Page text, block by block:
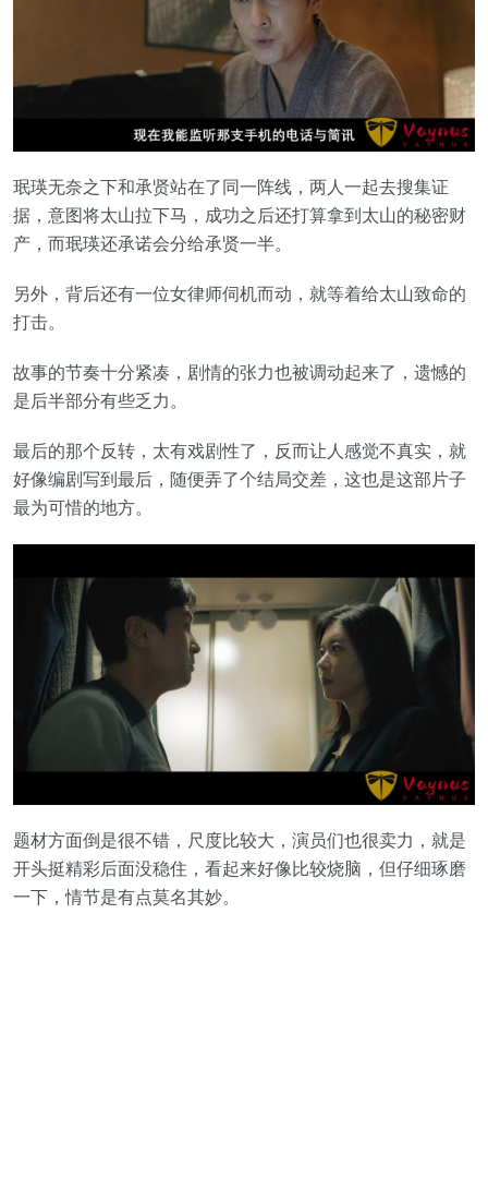
珉瑛无奈之下和承贤站在了同一阵线，两人一起去搜集证
据，意图将太山拉下马，成功之后还打算拿到太山的秘密财
产，而珉瑛还承诺会分给承贤一半。
另外，背后还有一位女律师伺机而动，就等着给太山致命的
打击。
故事的节奏十分紧凑，剧情的张力也被调动起来了，遗憾的
是后半部分有些乏力。
最后的那个反转，太有戏剧性了，反而让人感觉不真实，就
好像编剧写到最后，随便弄了个结局交差，这也是这部片子
最为可惜的地方。
题材方面倒是很不错，尺度比较大，演员们也很卖力，就是
开头挺精彩后面没稳住，看起来好像比较烧脑，但仔细琢磨
一下，情节是有点莫名其妙。